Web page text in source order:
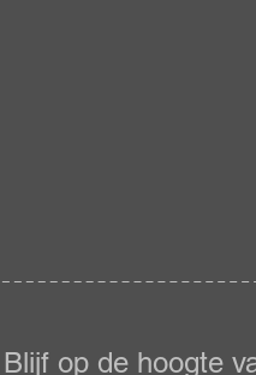
de
Blijf op de hoogte